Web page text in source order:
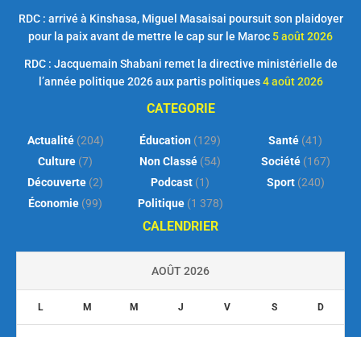
RDC : arrivé à Kinshasa, Miguel Masaisai poursuit son plaidoyer
pour la paix avant de mettre le cap sur le Maroc 5 août 2026
RDC : Jacquemain Shabani remet la directive ministérielle de
l’année politique 2026 aux partis politiques 4 août 2026
CATEGORIE
Actualité(204)
Culture (7)
Découverte (2)
Économie (99)
Éducation (129)
Non Classé (54)
Podcast (1)
Politique(1 378)
Santé (41)
Société(167)
Sport(240)
CALENDRIER
AOÛT 2026
L M M J V S D